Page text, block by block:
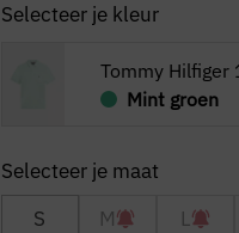
Selecteer je kleur
Tommy Hilfiger
Mint groen
S M L